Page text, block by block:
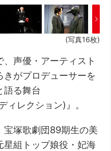
(写真16枚)
声優・アーティスト
きがプロデューサーを
語る舞台
ィレクション)』。
宝塚歌劇団89期生の美
星組トップ娘役・妃海